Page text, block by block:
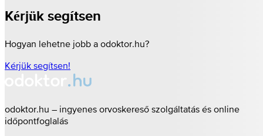
Kérjük segítsen
Hogyan lehetne jobb a odoktor.hu?
Kérjük segítsen!
odoktor.hu – ingyenes orvoskereső szolgáltatás és online
időpontfoglalás